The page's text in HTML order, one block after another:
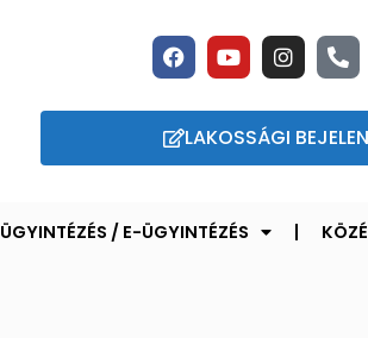
LAKOSSÁGI
ÜGYINTÉZÉS / E-ÜGYINTÉZÉS